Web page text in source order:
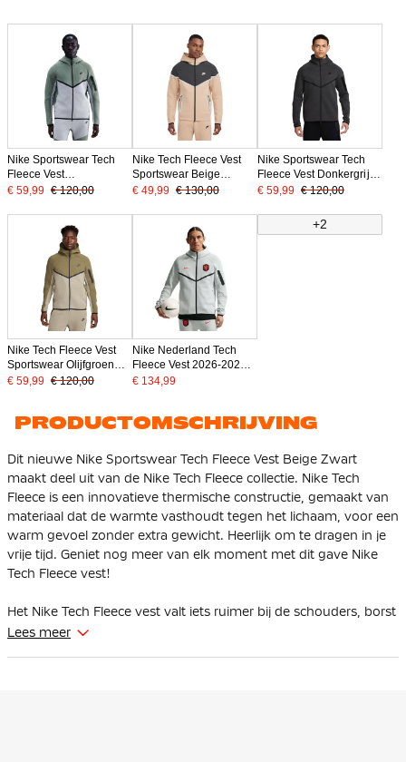
Nike Sportswear Tech
Fleece Vest
Donkergroen Beige
€ 59,99 € 120,00
Nike Tech Fleece Vest
Sportswear Beige
Donkergrijs Zilver Zwart
€ 49,99 € 130,00
Nike Sportswear Tech
Fleece Vest Donkergrijs
Zwart
€ 59,99 € 120,00
Nike Tech Fleece Vest
Sportswear Olijfgroen
Grijs Zwart
€ 59,99 € 120,00
Nike Nederland Tech
Fleece Vest 2026-2028
Lichtgrijs Zwart Oranje
€ 134,99
+2
PRODUCTOMSCHRIJVING
Dit nieuwe Nike Sportswear Tech Fleece Vest Beige Zwart
maakt deel uit van de Nike Tech Fleece collectie. Nike Tech
Fleece is een innovatieve thermische constructie, gemaakt van
materiaal dat de warmte vasthoudt tegen het lichaam, voor een
warm gevoel zonder extra gewicht. Heerlijk om te dragen in je
vrije tijd. Geniet nog meer van elk moment met dit gave Nike
Tech Fleece vest!
Het Nike Tech Fleece vest valt iets ruimer bij de schouders, borst
en body voor een sportieve feel die makkelijk als laag is te
Lees meer